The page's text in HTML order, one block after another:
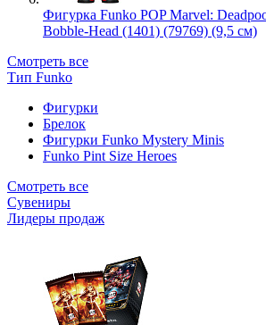
Фигурка Funko POP Marvel:
Bobble-Head (1401) (79769) (9,5 см)
Смотреть все
Тип Funko
Фигурки
Брелок
Фигурки Funko Mystery Minis
Funko Pint Size Heroes
Смотреть все
Сувениры
Лидеры продаж